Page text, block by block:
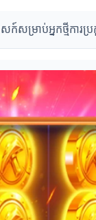
សក៍សម្រាប់អ្នកថ្មីការប្